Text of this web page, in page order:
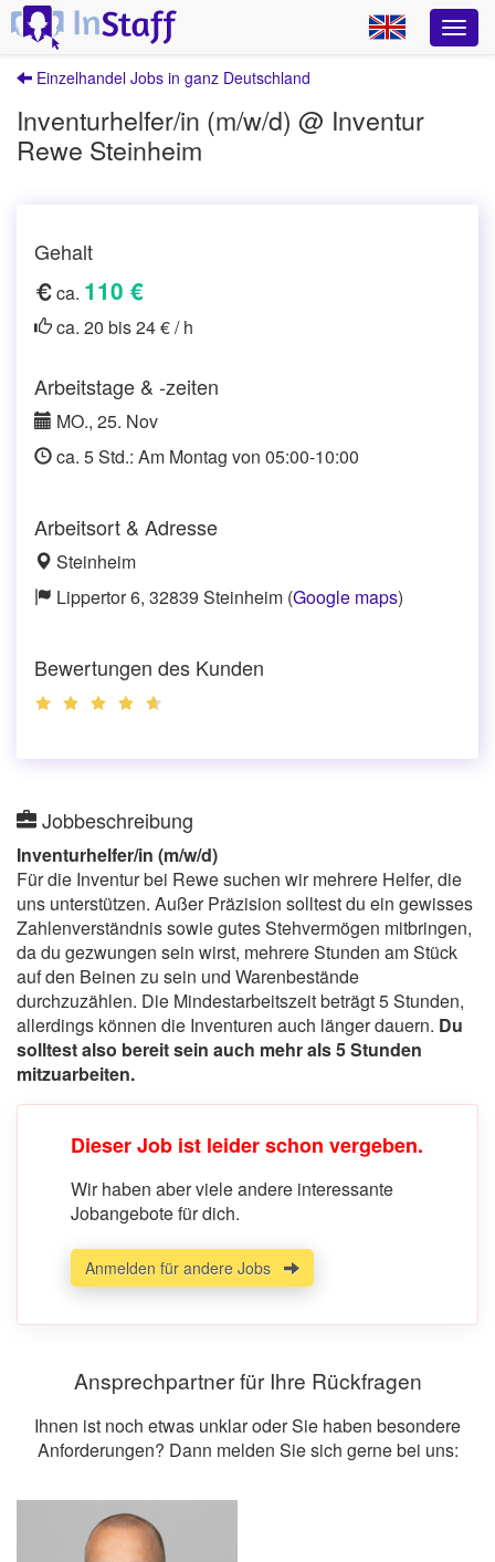
Einzelhandel Jobs in ganz Deutschland
Inventurhelfer/in (m/w/d) @ Inventur
Rewe Steinheim
Gehalt
ca. 110 €
ca. 20 bis 24 € / h
Arbeitstage & -zeiten
MO., 25. Nov
ca. 5 Std.: Am Montag von 05:00-10:00
Arbeitsort & Adresse
Steinheim
Lippertor 6, 32839 Steinheim (Google maps)
Bewertungen des Kunden
Jobbeschreibung
Inventurhelfer/in (m/w/d)
Für die Inventur bei Rewe suchen wir mehrere Helfer, die
uns unterstützen. Außer Präzision solltest du ein gewisses
Zahlenverständnis sowie gutes Stehvermögen mitbringen,
da du gezwungen sein wirst, mehrere Stunden am Stück
auf den Beinen zu sein und Warenbestände
durchzuzählen. Die Mindestarbeitszeit beträgt 5 Stunden,
allerdings können die Inventuren auch länger dauern. Du
solltest also bereit sein auch mehr als 5 Stunden
mitzuarbeiten.
Dieser Job ist leider schon vergeben.
Wir haben aber viele andere interessante
Jobangebote für dich.
Anmelden für andere Jobs
Ansprechpartner für Ihre Rückfragen
Ihnen ist noch etwas unklar oder Sie haben besondere
Anforderungen? Dann melden Sie sich gerne bei uns: